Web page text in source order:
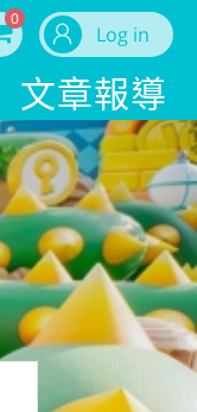
0
Log in
文章報導